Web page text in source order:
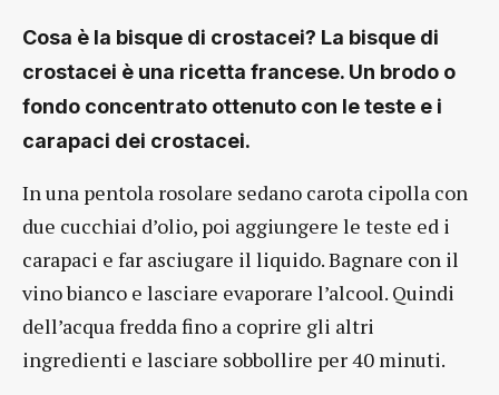
Cosa è la bisque di crostacei? La bisque di
crostacei è una ricetta francese. Un brodo o
fondo concentrato ottenuto con le teste e i
carapaci dei crostacei.
In una pentola rosolare sedano carota cipolla con
due cucchiai d’olio, poi aggiungere le teste ed i
carapaci e far asciugare il liquido. Bagnare con il
vino bianco e lasciare evaporare l’alcool. Quindi
dell’acqua fredda fino a coprire gli altri
ingredienti e lasciare sobbollire per 40 minuti.